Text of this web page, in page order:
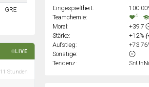
GRE
LIVE
Stunden
Eingespieltheit:
Teamchemie:
4
Moral:
+39.7
Stärke:
+12%
Aufstieg:
Sonstige:
Tendenz: